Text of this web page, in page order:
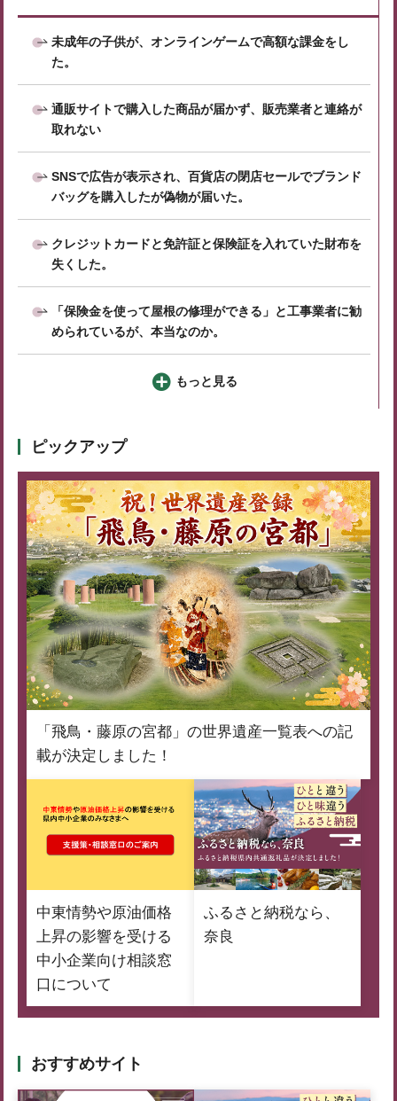
未成年の子供が、オンラインゲームで高額な課金をし
た。
通販サイトで購入した商品が届かず、販売業者と連絡が
取れない
SNSで広告が表示され、百貨店の閉店セールでブランド
バッグを購入したが偽物が届いた。
クレジットカードと免許証と保険証を入れていた財布を
失くした。
「保険金を使って屋根の修理ができる」と工事業者に勧
められているが、本当なのか。
もっと見る
ピックアップ
「飛鳥・藤原の宮都」の世界遺産一覧表への記
載が決定しました！
中東情勢や原油価格
上昇の影響を受ける
中小企業向け相談窓
口について
ふるさと納税なら、
奈良
おすすめサイト